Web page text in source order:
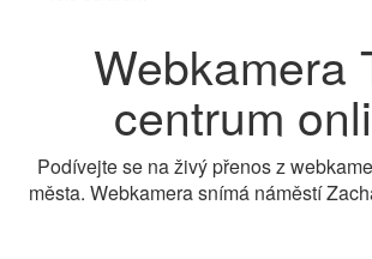
Webkamera
centrum
Podívejte se na živý přenos z
města. Webkamera snímá náměstí